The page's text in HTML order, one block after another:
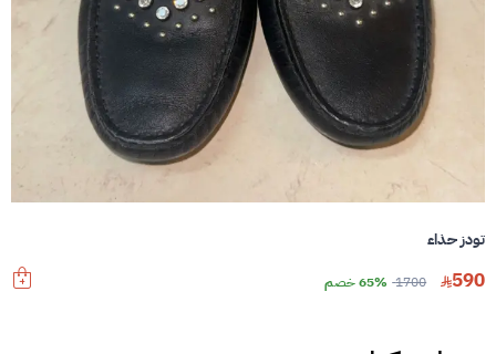
تودز حذاء
590
1700 65% خصم